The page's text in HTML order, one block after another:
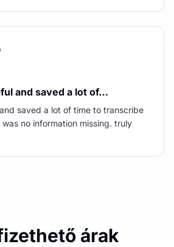
and saved a lot of…
saved a lot of time to transcribe
no information missing. truly
árak